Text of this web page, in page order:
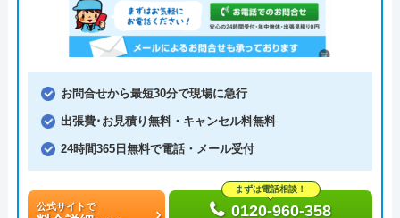
お問合せから最短30分で現場に急行
出張費･お見積り無料・キャンセル料無料
24時間365日無料で電話・メール受付
公式サイトで
まずは電話相談！
0120-960-358